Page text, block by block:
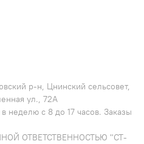
р-н, Цнинский сельсовет,
ул., 72А
неделю с 8 до 17 часов. Заказы
ОТВЕТСТВЕННОСТЬЮ "СТ-